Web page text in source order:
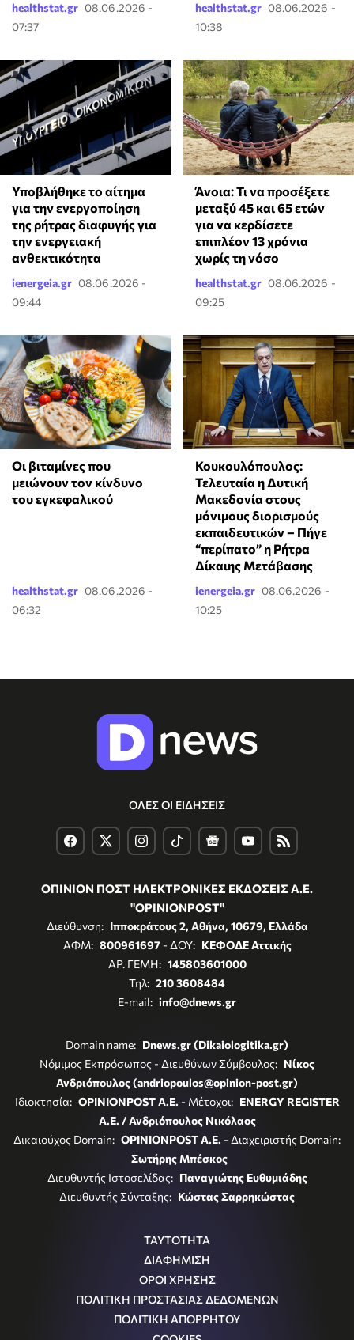
healthstat.gr 08.06.2026 -
07:37
healthstat.gr 08.06.2026 -
10:38
Υποβλήθηκε το αίτημα
για την ενεργοποίηση
της ρήτρας διαφυγής για
την ενεργειακή
ανθεκτικότητα
ienergeia.gr 08.06.2026 -
09:44
Άνοια: Τι να προσέξετε
μεταξύ 45 και 65 ετών
για να κερδίσετε
επιπλέον 13 χρόνια
χωρίς τη νόσο
healthstat.gr 08.06.2026 -
09:25
Οι βιταμίνες που
μειώνουν τον κίνδυνο
του εγκεφαλικού
healthstat.gr 08.06.2026 -
06:32
Κουκουλόπουλος:
Τελευταία η Δυτική
Μακεδονία στους
μόνιμους διορισμούς
εκπαιδευτικών – Πήγε
“περίπατο” η Ρήτρα
Δίκαιης Μετάβασης
ienergeia.gr 08.06.2026 -
10:25
ΟΛΕΣ ΟΙ ΕΙΔΗΣΕΙΣ
ΟΠΙΝΙΟΝ ΠΟΣΤ ΗΛΕΚΤΡΟΝΙΚΕΣ ΕΚΔΟΣΕΙΣ Α.Ε.
"OPINIONPOST"
Διεύθυνση: Ιπποκράτους 2, Αθήνα, 10679, Ελλάδα
ΑΦΜ: 800961697- ΔΟΥ: ΚΕΦΟΔΕ Αττικής
ΑΡ. ΓΕΜΗ: 145803601000
Τηλ: 210 3608484
E-mail: info@dnews.gr
Domain name: Dnews.gr (Dikaiologitika.gr)
Νόμιμος Εκπρόσωπος - Διευθύνων Σύμβουλος: Νίκος
Ανδριόπουλος (andriopoulos@opinion-post.gr)
Ιδιοκτησία: OPINIONPOST A.E. - Μέτοχοι: ENERGY REGISTER
Α.Ε. / Ανδριόπουλος Νικόλαος
Δικαιούχος Domain: OPINIONPOST A.E. - Διαχειριστής Domain:
Σωτήρης Μπέσκος
Διευθυντής Ιστοσελίδας: Παναγιώτης Ευθυμιάδης
Διευθυντής Σύνταξης: Κώστας Σαρρηκώστας
ΤΑΥΤΟΤΗΤΑ
ΔΙΑΦΗΜΙΣΗ
ΟΡΟΙ ΧΡΗΣΗΣ
ΠΟΛΙΤΙΚΗ ΠΡΟΣΤΑΣΙΑΣ ΔΕΔΟΜΕΝΩΝ
ΠΟΛΙΤΙΚΗ ΑΠΟΡΡΗΤΟΥ